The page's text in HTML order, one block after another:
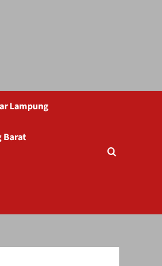
Lampung
Barat